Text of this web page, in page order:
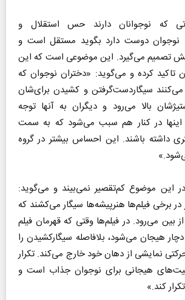
که نوجوانان دارند حس استقلال و
دوست دارد بگوید مستقل است و
تصمیم می‌گیرد. این موضوعی است که این
تاکید کرده و می‌گوید: «دختران نوجوان که
سیگاردست‌گرفتن و کشیدن برای‌شان
بالا می‌رود و دیگران به آنها توجه
اینها در کنار هم سبب می‌شود که به سمت
داشته باشند. این احساس بیشتر در گروه
این موضوع کم‌تقصیر نمی‌بیند و می‌گوید:
برخی فیلم‌ها هنرپیشه‌ها سیگار می‌کشند که
بین می‌رود. در فیلم‌ها وقتی که قهرمان فیلم
هیجان می‌شود، بلافاصله سیگارکشیدن را
نمایشی از دهان خود خارج می‌کند. تکرار
هیجانی برای نوجوان جذاب است و
کند.»